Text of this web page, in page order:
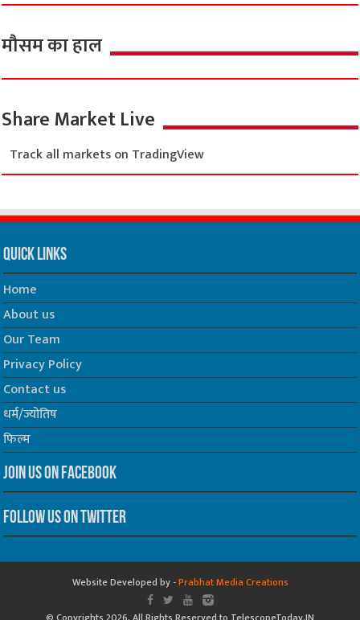
मौसम का हाल
Share Market Live
Track all markets on TradingView
Quick Links
Home
About us
Our Team
Privacy Policy
Contact us
धर्म/ज्योतिष
फिल्म
Join us on Facebook
Follow us on Twitter
Website Developed by -Prabhat Media Creations